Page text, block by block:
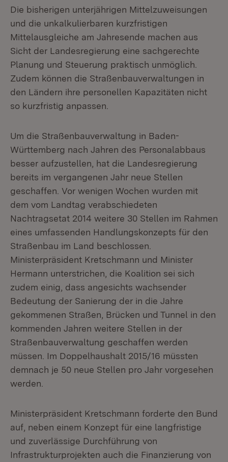
Die bisherigen unterjährigen Mittelzuweisungen
und die unkalkulierbaren kurzfristigen
Mittelausgleiche am Jahresende machen aus
Sicht der Landesregierung eine sachgerechte
Planung und Steuerung praktisch unmöglich.
Zudem können die Straßenbauverwaltungen in
den Ländern ihre personellen Kapazitäten nicht
so kurzfristig anpassen.
Um die Straßenbauverwaltung in Baden-
Württemberg nach Jahren des Personalabbaus
besser aufzustellen, hat die Landesregierung
bereits im vergangenen Jahr neue Stellen
geschaffen. Vor wenigen Wochen wurden mit
dem vom Landtag verabschiedeten
Nachtragsetat 2014 weitere 30 Stellen im Rahmen
eines umfassenden Handlungskonzepts für den
Straßenbau im Land beschlossen.
Ministerpräsident Kretschmann und Minister
Hermann unterstrichen, die Koalition sei sich
zudem einig, dass angesichts wachsender
Bedeutung der Sanierung der in die Jahre
gekommenen Straßen, Brücken und Tunnel in den
kommenden Jahren weitere Stellen in der
Straßenbauverwaltung geschaffen werden
müssen. Im Doppelhaushalt 2015/16 müssten
demnach je 50 neue Stellen pro Jahr vorgesehen
werden.
Ministerpräsident Kretschmann forderte den Bund
auf, neben einem Konzept für eine langfristige
und zuverlässige Durchführung von
Infrastrukturprojekten auch die Finanzierung von